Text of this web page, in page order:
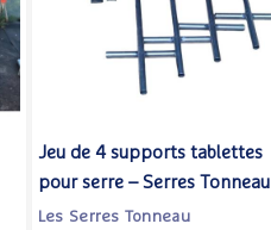
Jeu de 4 supports tablettes
pour serre – Serres Tonneau
Les Serres Tonneau